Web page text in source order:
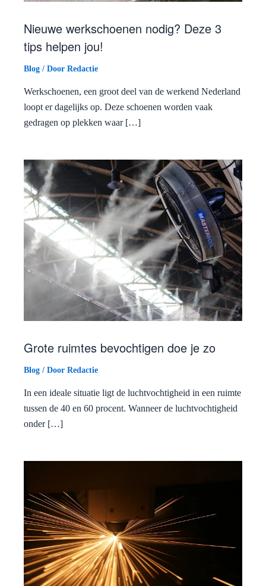
Nieuwe werkschoenen nodig? Deze 3
tips helpen jou!
Blog / Door Redactie
Werkschoenen, een groot deel van de werkend Nederland
loopt er dagelijks op. Deze schoenen worden vaak
gedragen op plekken waar […]
Grote ruimtes bevochtigen doe je zo
Blog / Door Redactie
In een ideale situatie ligt de luchtvochtigheid in een ruimte
tussen de 40 en 60 procent. Wanneer de luchtvochtigheid
onder […]